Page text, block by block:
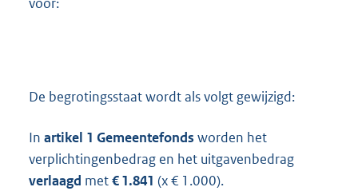
De begrotingsstaat wordt als volgt gewijzigd:
In artikel 1 Gemeentefonds worden het
verplichtingenbedrag en het uitgavenbedrag
verlaagd met€ 1.841 (x € 1.000).